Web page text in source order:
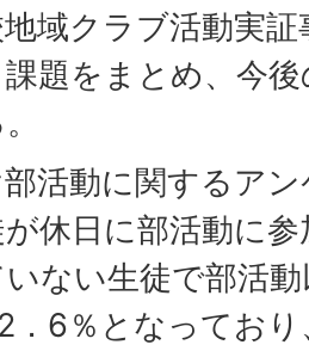
域クラブ活動実
題をまとめ、今
活動に関するア
が休日に部活動に
ない生徒で部活
．6％となってお